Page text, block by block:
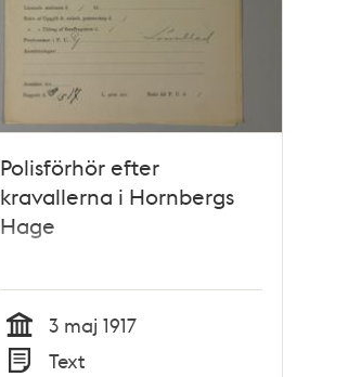
Polisförhör efter
kravallerna i Hornbergs
Hage
Tid
3 maj 1917
Text